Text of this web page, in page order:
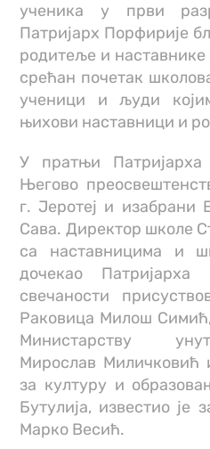
ученика у први
Патријарх Порфирије
родитеље и
срећан почетак
ученици и људи
њихови наставници и
У пратњи
Његово
г. Јеротеј и изабрани
Сава. Директор школе
са наставницима и
дочекао
свечаности
Раковица Милош
Министарству
Мирослав Миличковић
за културу и
Бутулија, известио је
Марко Весић.